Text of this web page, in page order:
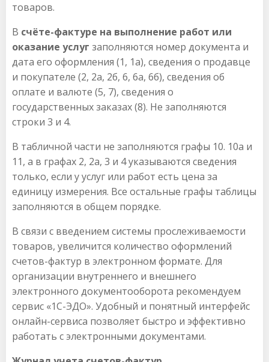
товаров.
В счёте-фактуре на выполнение работ или
оказание услуг заполняются номер документа и
дата его оформления (1, 1а), сведения о продавце
и покупателе (2, 2а, 2б, 6, 6а, 6б), сведения об
оплате и валюте (5, 7), сведения о
государственных заказах (8). Не заполняются
строки 3 и 4.
В табличной части не заполняются графы 10. 10а и
11, а в графах 2, 2а, 3 и 4 указываются сведения
только, если у услуг или работ есть цена за
единицу измерения. Все остальные графы таблицы
заполняются в общем порядке.
В связи с введением системы прослеживаемости
товаров, увеличится количество оформлений
счетов-фактур в электронном формате. Для
организации внутреннего и внешнего
электронного документооборота рекомендуем
сервис «1С-ЭДО». Удобный и понятный интерфейс
онлайн-сервиса позволяет быстро и эффективно
работать с электронными документами.